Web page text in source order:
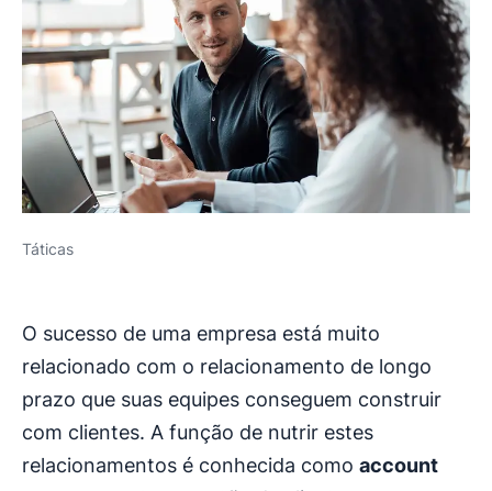
Táticas
O sucesso de uma empresa está muito
relacionado com o relacionamento de longo
prazo que suas equipes conseguem construir
com clientes. A função de nutrir estes
relacionamentos é conhecida como account